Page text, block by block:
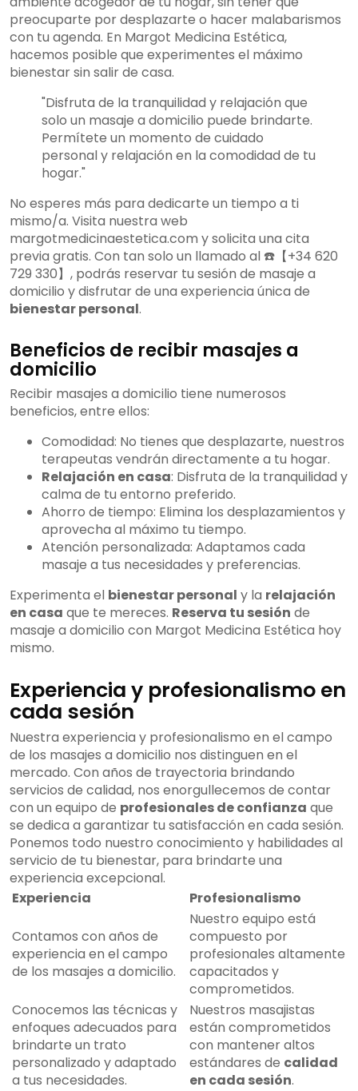
preocuparte por desplazarte o hacer malabarismos
con tu agenda. En Margot Medicina Estética,
hacemos posible que experimentes el máximo
bienestar sin salir de casa.
"Disfruta de la tranquilidad y relajación que
solo un masaje a domicilio puede brindarte.
Permítete un momento de cuidado
personal y relajación en la comodidad de tu
hogar."
No esperes más para dedicarte un tiempo a ti
mismo/a. Visita nuestra web
margotmedicinaestetica.com y solicita una cita
previa gratis. Con tan solo un llamado al ☎️【+34 620
729 330】, podrás reservar tu sesión de masaje a
domicilio y disfrutar de una experiencia única de
bienestar personal.
Beneficios de recibir masajes a
domicilio
Recibir masajes a domicilio tiene numerosos
beneficios, entre ellos:
Comodidad: No tienes que desplazarte, nuestros
terapeutas vendrán directamente a tu hogar.
Relajación en casa: Disfruta de la tranquilidad y
calma de tu entorno preferido.
Ahorro de tiempo: Elimina los desplazamientos y
aprovecha al máximo tu tiempo.
Atención personalizada: Adaptamos cada
masaje a tus necesidades y preferencias.
Experimenta el bienestar personal y la relajación
en casa que te mereces. Reserva tu sesión de
masaje a domicilio con Margot Medicina Estética hoy
mismo.
Experiencia y profesionalismo en
cada sesión
Nuestra experiencia y profesionalismo en el campo
de los masajes a domicilio nos distinguen en el
mercado. Con años de trayectoria brindando
servicios de calidad, nos enorgullecemos de contar
con un equipo de profesionales de confianza que
se dedica a garantizar tu satisfacción en cada sesión.
Ponemos todo nuestro conocimiento y habilidades al
servicio de tu bienestar, para brindarte una
experiencia excepcional.
Experiencia
Profesionalismo
Contamos con años de
experiencia en el campo
de los masajes a domicilio.
Nuestro equipo está
compuesto por
profesionales altamente
capacitados y
comprometidos.
Conocemos las técnicas y
enfoques adecuados para
brindarte un trato
personalizado y adaptado
a tus necesidades.
Nuestros masajistas
están comprometidos
con mantener altos
estándares de calidad
en cada sesión.